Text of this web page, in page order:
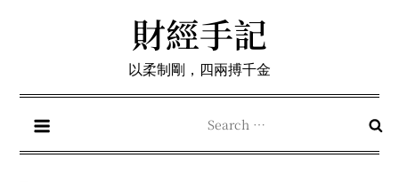
財經手記
以柔制剛，四兩搏千金
for: